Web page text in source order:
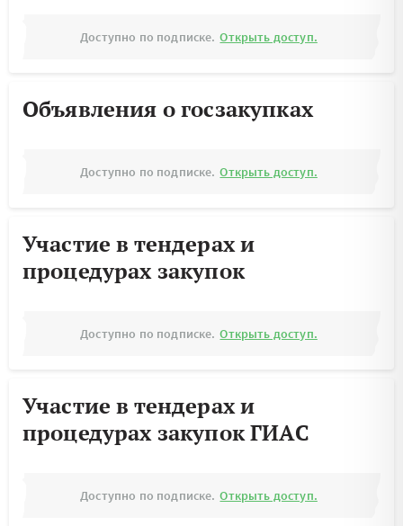
Доступно по подписке. Открыть доступ.
Объявления о госзакупках
Доступно по подписке. Открыть доступ.
Участие в тендерах и
процедурах закупок
Доступно по подписке. Открыть доступ.
Участие в тендерах и
процедурах закупок ГИАС
Доступно по подписке. Открыть доступ.